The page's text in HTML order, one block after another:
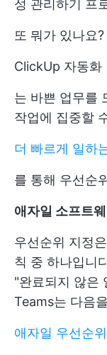
성 관리하기 프
또 뭐가 있나요?
ClickUp 자동화
는 바쁜 업무를
작업에 집중할
더 빠르게 일하
를 통해 우선순
애자일 소프트
우선순위 지정
칙 중 하나입니
"완료되지 않은
Teams는 다음
애자일 우선순